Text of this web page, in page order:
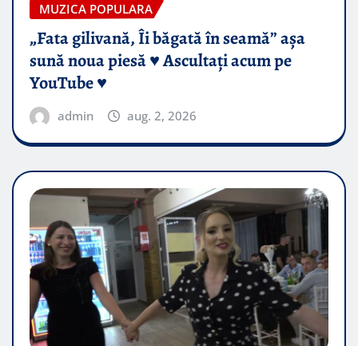
MUZICA POPULARA
„Fata gilivană, Îi băgată în seamă” așa
sună noua piesă ♥️ Ascultați acum pe
YouTube ♥️
admin aug. 2, 2026